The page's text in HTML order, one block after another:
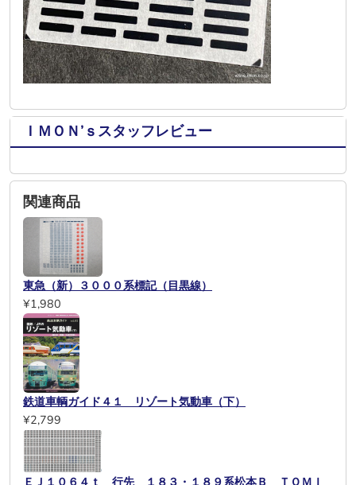
ＩＭＯＮ’ｓスタッフレビュー
関連商品
東急（新）３０００系標記（目黒線）
¥1,980
鉄道車輌ガイド４１ リゾート気動車（下）
¥2,799